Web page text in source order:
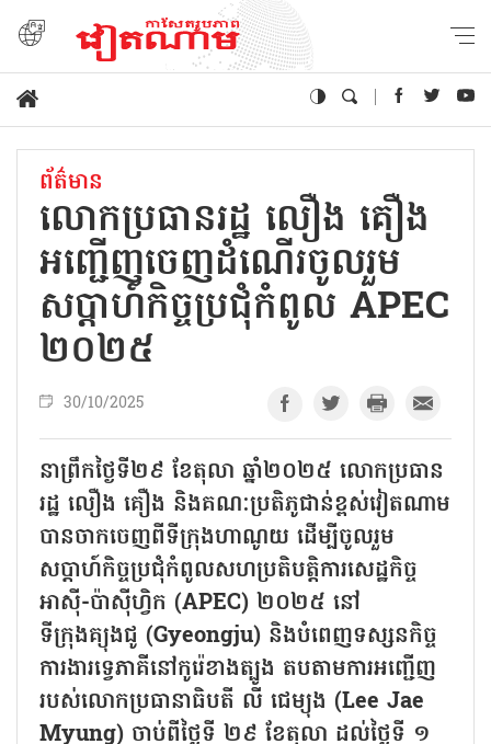
ព័ត៌មាន
លោកប្រធានរដ្ឋ លឿង គឿង
អញ្ជើញចេញដំណើរចូលរួម
សប្តាហ៍កិច្ចប្រជុំកំពូល APEC
២០២៥
30/10/2025
នាព្រឹកថ្ងៃទី២៩ ខែតុលា ឆ្នាំ២០២៥ លោកប្រធាន
រដ្ឋ លឿង គឿង និងគណៈប្រតិភូជាន់ខ្ពស់វៀតណាម
បានចាកចេញពីទីក្រុងហាណូយ ដើម្បីចូលរួម
សប្តាហ៍កិច្ចប្រជុំកំពូលសហប្រតិបត្តិការសេដ្ឋកិច្ច
អាស៊ី-ប៉ាស៊ីហ្វិក (APEC) ២០២៥ នៅ
ទីក្រុងគ្យុងជូ (Gyeongju) និងបំពេញទស្សនកិច្ច
ការងារទ្វេភាគីនៅកូរ៉េខាងត្បូង តបតាមការអញ្ជើញ
របស់លោកប្រធានាធិបតី លី ជេម្យុង (Lee Jae
Myung) ចាប់ពីថ្ងៃទី ២៩ ខែតុលា ដល់ថ្ងៃទី ១